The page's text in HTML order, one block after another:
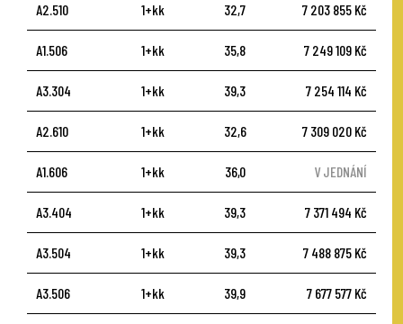
A2.510 1+kk 32,7 7 203 855 Kč
A1.506 1+kk 35,8 7 249 109 Kč
A3.304 1+kk 39,3 7 254 114 Kč
A2.610 1+kk 32,6 7 309 020 Kč
A1.606 1+kk 36,0 V JEDNÁNÍ
A3.404 1+kk 39,3 7 371 494 Kč
A3.504 1+kk 39,3 7 488 875 Kč
A3.506 1+kk 39,9 7 677 577 Kč